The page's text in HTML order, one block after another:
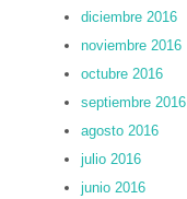
diciembre 2016
noviembre 2016
octubre 2016
septiembre 2016
agosto 2016
julio 2016
junio 2016